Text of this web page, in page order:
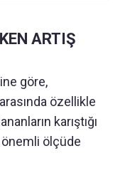
ARTIŞ
göre,
arasında özellikle
karıştığı
önemli ölçüde